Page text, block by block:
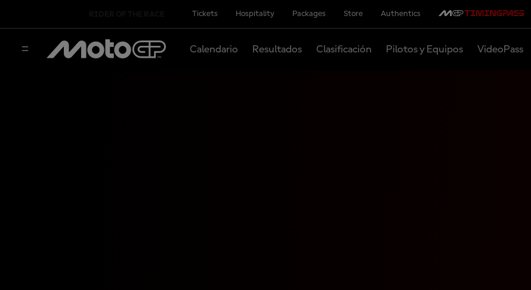
Tickets Hospitality Packages Store Authentics
Calendario Resultados Clasificación Pilotos y Equipos VideoPass